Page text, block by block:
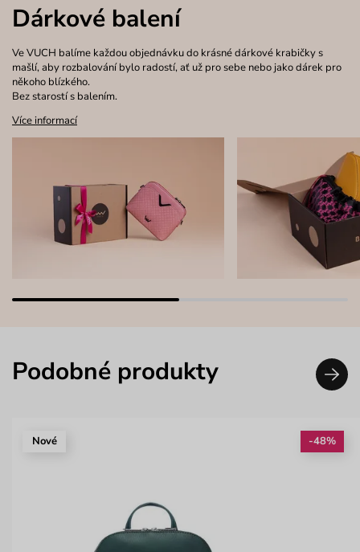
Dárkové balení
Ve VUCH balíme každou objednávku do krásné dárkové krabičky s
mašlí, aby rozbalování bylo radostí, ať už pro sebe nebo jako dárek pro
někoho blízkého.
Bez starostí s balením.
Více informací
Podobné produkty
Nové -48%